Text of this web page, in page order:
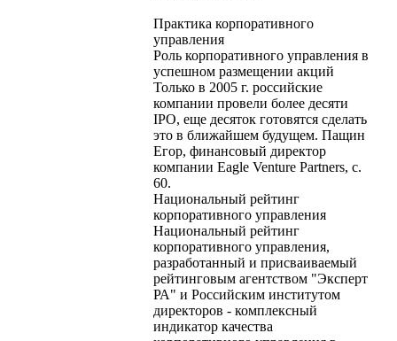
Практика корпоративного
управления
Роль корпоративного управления в
успешном размещении акций
Только в 2005 г. российские
компании провели более десяти
IPO, еще десяток готовятся сделать
это в ближайшем будущем. Пащин
Егор, финансовый директор
компании Eagle Venture Partners, с.
60.
Национальный рейтинг
корпоративного управления
Национальный рейтинг
корпоративного управления,
разработанный и присваиваемый
рейтинговым агентством "Эксперт
РА" и Российским институтом
директоров - комплексный
индикатор качества